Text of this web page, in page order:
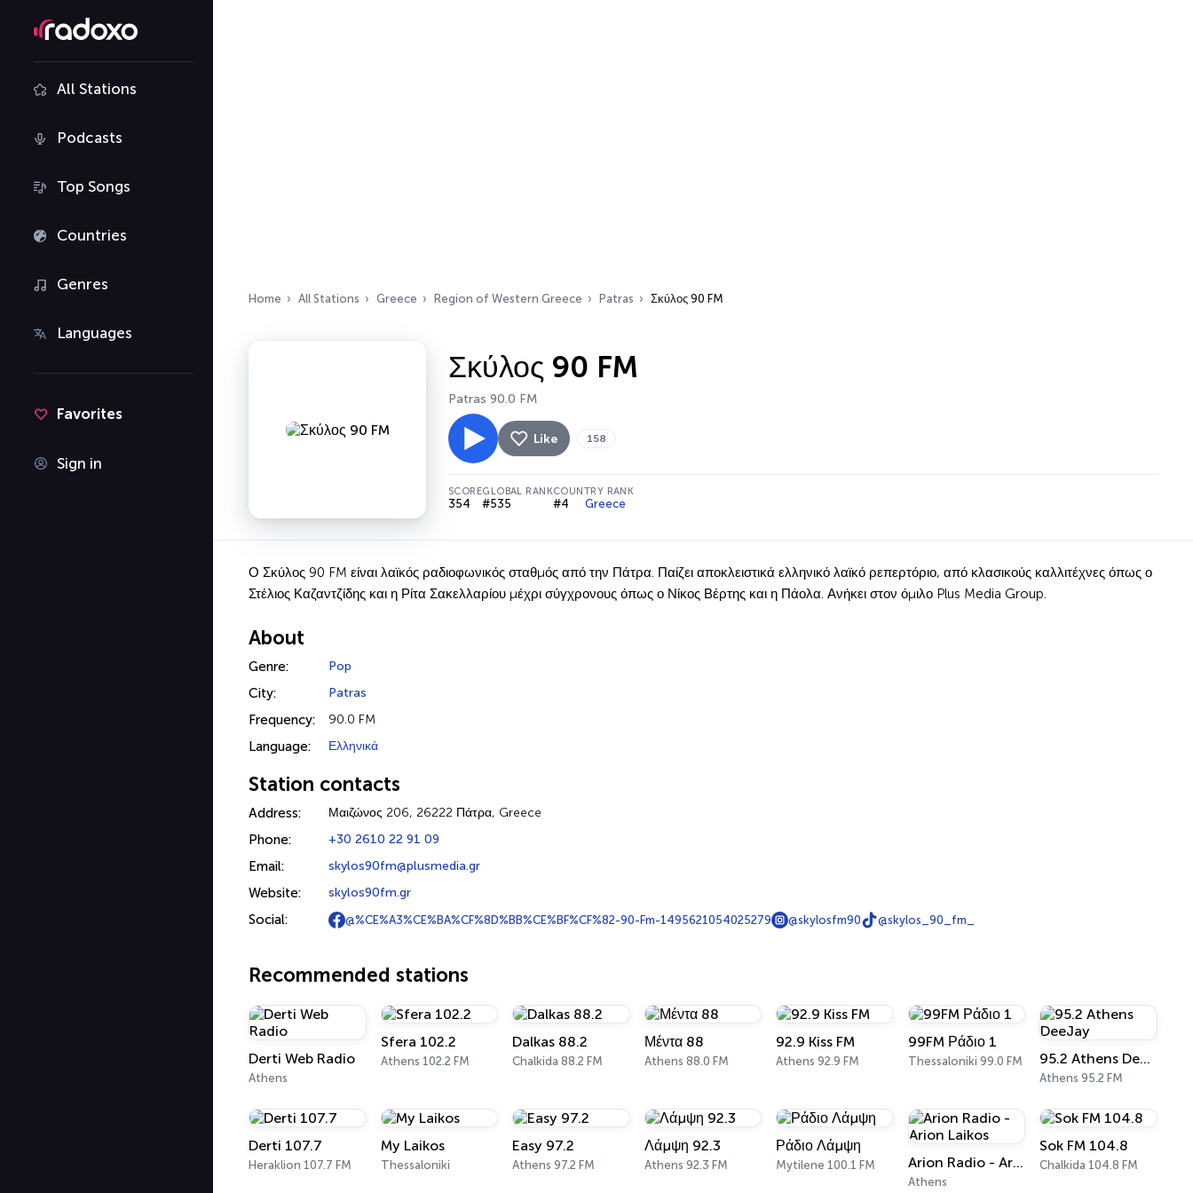
All Stations
Podcasts
Top Songs
Countries
Genres
Languages
Favorites
Sign in
Home All Stations Greece Region of Western Greece Patras Σκύλος 90 FM
Σκύλος 90 FM
Patras 90.0 FM
Like 158
SCORE
354
GLOBAL RANK
#535
COUNTRY RANK
#4 Greece
Ο Σκύλος 90 FM είναι λαϊκός ραδιοφωνικός σταθμός από την Πάτρα. Παίζει αποκλειστικά ελληνικό λαϊκό ρεπερτόριο, από κλασικούς καλλιτέχνες όπως ο
Στέλιος Καζαντζίδης και η Ρίτα Σακελλαρίου μέχρι σύγχρονους όπως ο Νίκος Βέρτης και η Πάολα. Ανήκει στον όμιλο Plus Media Group.
About
Genre: Pop
City: Patras
Frequency: 90.0 FM
Language: Ελληνικά
Station contacts
Address: Μαιζώνος 206, 26222 Πάτρα, Greece
Phone: +30 2610 22 91 09
Email: skylos90fm@plusmedia.gr
Website: skylos90fm.gr
Social: @%CE%A3%CE%BA%CF%8D%BB%CE%BF%CF%82-90-Fm-1495621054025279 @skylosfm90 @skylos_90_fm_
Recommended stations
Derti Web Radio
Athens
Sfera 102.2
Athens 102.2 FM
Dalkas 88.2
Chalkida 88.2 FM
Μέντα 88
Athens 88.0 FM
92.9 Kiss FM
Athens 92.9 FM
99FM Ράδιο 1
Thessaloniki 99.0 FM 95.2 Athens DeeJay
Athens 95.2 FM
Derti 107.7
Heraklion 107.7 FM
My Laikos
Thessaloniki
Easy 97.2
Athens 97.2 FM
Λάμψη 92.3
Athens 92.3 FM
Ράδιο Λάμψη
Mytilene 100.1 FM Arion Radio - Arion Laikos
Athens
Sok FM 104.8
Chalkida 104.8 FM